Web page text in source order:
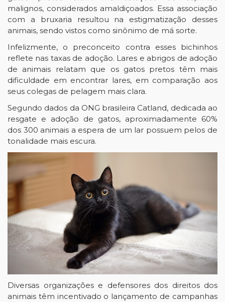
malignos, considerados amaldiçoados. Essa associação
com a bruxaria resultou na estigmatização desses
animais, sendo vistos como sinônimo de má sorte.
Infelizmente, o preconceito contra esses bichinhos
reflete nas taxas de adoção. Lares e abrigos de adoção
de animais relatam que os gatos pretos têm mais
dificuldade em encontrar lares, em comparação aos
seus colegas de pelagem mais clara.
Segundo dados da ONG brasileira Catland, dedicada ao
resgate e adoção de gatos, aproximadamente 60%
dos 300 animais a espera de um lar possuem pelos de
tonalidade mais escura.
Diversas organizações e defensores dos direitos dos
animais têm incentivado o lançamento de campanhas